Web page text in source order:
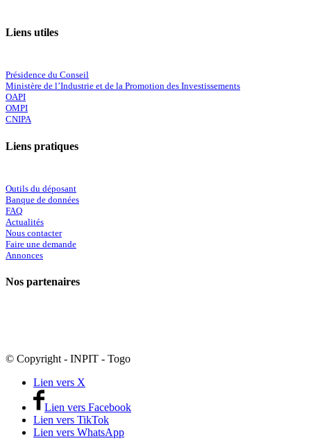
Liens utiles
Présidence du Conseil
Ministère de l’Industrie et de la Promotion des Investissements
OAPI
OMPI
CNIPA
Liens pratiques
Outils du déposant
Banque de données
FAQ
Actualités
Nous contacter
Faire une demande
Annonces
Nos partenaires
© Copyright - INPIT - Togo
Lien vers X
Lien vers Facebook
Lien vers TikTok
Lien vers WhatsApp